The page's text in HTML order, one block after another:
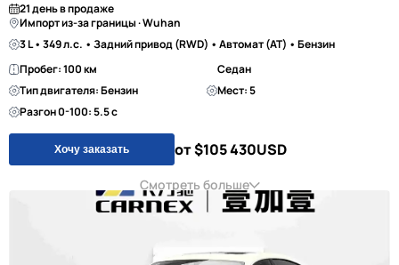
21 день в продаже
Импорт из-за границы · Wuhan
3 L • 349 л.с. • Задний привод (RWD) • Автомат (AT) • Бензин
Пробег: 100 км
Седан
Тип двигателя: Бензин
Мест: 5
Разгон 0-100: 5.5 с
Хочу заказать от $105 430USD
Смотреть больше